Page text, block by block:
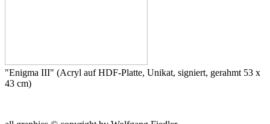
"Enigma III" (Acryl auf HDF-Platte, Unikat, signiert, gerahmt 53 x
43 cm)